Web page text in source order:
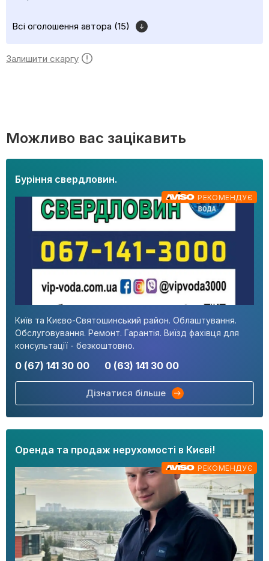
Всі оголошення автора (15)
Залишити скаргу
Можливо вас зацікавить
Київ та Києво-Святошинський район. Облаштування.
Обслуговування. Ремонт. Гарантія. Виїзд фахівця для
консультації - безкоштовно.
0 (67) 141 30 00 0 (63) 141 30 00
Дізнатися більше
Буріння свердловин.
РЕКОМЕНДУЄ
Оренда та продаж нерухомості в Києві!
РЕКОМЕНДУЄ